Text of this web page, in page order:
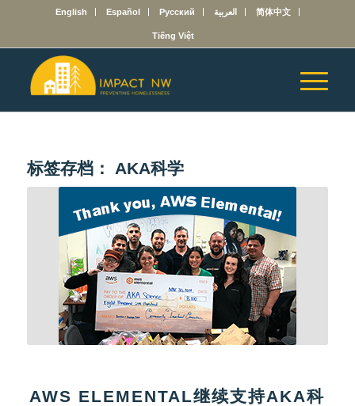
English Español Русский العربية 简体中文
Tiếng Việt
标签存档： AKA科学
AWS ELEMENTAL继续支持AKA科